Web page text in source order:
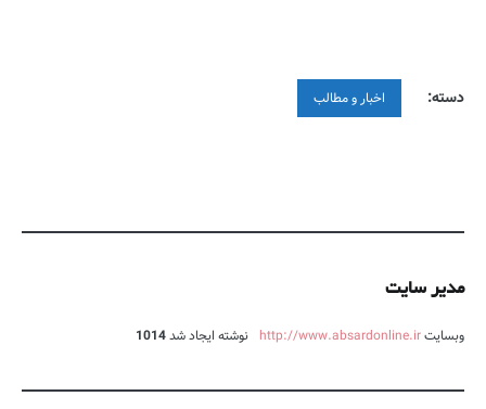
دسته: اخبار و مطالب
مدیر سایت
وبسایتhttp://www.absardonline.ir نوشته ایجاد شد1014